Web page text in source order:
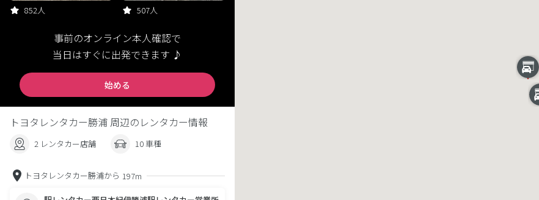
852人 507人
事前のオンライン本人確認で
当日はすぐに出発できます ♪
始める
トヨタレンタカー勝浦 周辺のレンタカー情報
2 レンタカー店舗 10 車種
トヨタレンタカー勝浦から 197m